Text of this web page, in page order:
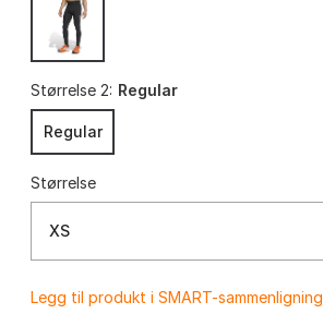
Størrelse 2: Regular
Regular
Størrelse
XS
Legg til produkt i SMART-sammenligning